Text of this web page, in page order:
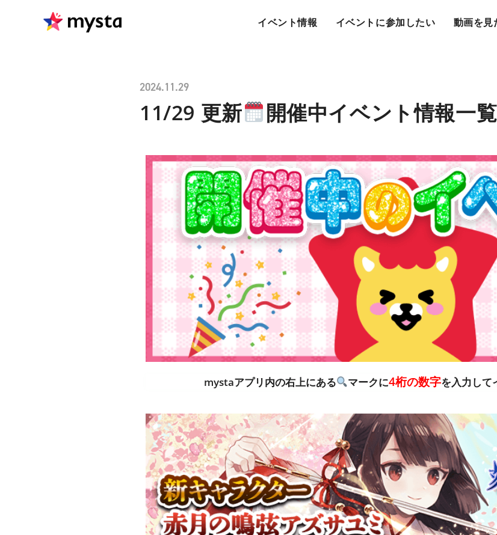
イベント情報 イベントに参加したい 動画を見
2024.11.29
11/29 更新 開催中イベント情報一覧
mystaアプリ内の右上にある マークに4桁の数字を入力して